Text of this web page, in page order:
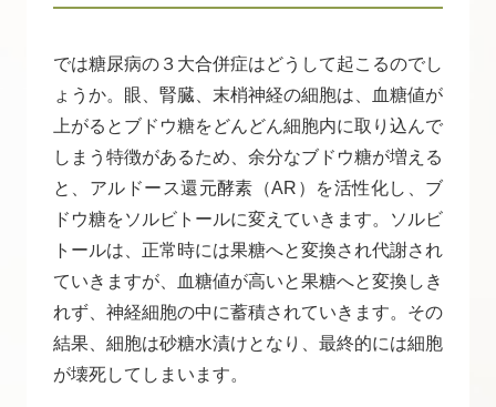
では糖尿病の３大合併症はどうして起こるのでし
ょうか。眼、腎臓、末梢神経の細胞は、血糖値が
上がるとブドウ糖をどんどん細胞内に取り込んで
しまう特徴があるため、余分なブドウ糖が増える
と、アルドース還元酵素（AR）を活性化し、ブ
ドウ糖をソルビトールに変えていきます。ソルビ
トールは、正常時には果糖へと変換され代謝され
ていきますが、血糖値が高いと果糖へと変換しき
れず、神経細胞の中に蓄積されていきます。その
結果、細胞は砂糖水漬けとなり、最終的には細胞
が壊死してしまいます。